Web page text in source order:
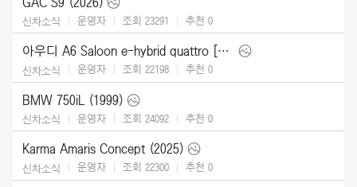
신차소식 운영자 조회 23291 추천 0
아우디 A6 Saloon e-hybrid quattro [UK] (2026)
신차소식 운영자 조회 22198 추천 0
BMW 750iL (1999)
신차소식 운영자 조회 24092 추천 0
Karma Amaris Concept (2025)
신차소식 운영자 조회 22300 추천 0